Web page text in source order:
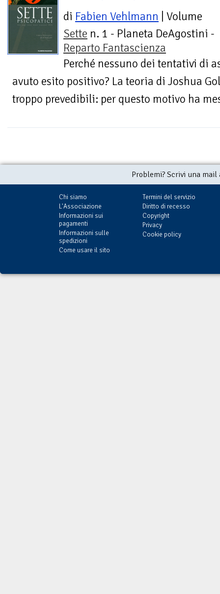
di Fabien Vehlmann | Volume
Sette n. 1 - Planeta DeAgostini -
Reparto Fantascienza
Perché nessuno dei tentativi di
avuto esito positivo? La teoria di Joshua
troppo prevedibili: per questo motivo ha
Problemi? Scrivi una
Chi siamo
L'Associazione
Informazioni sui
pagamenti
Informazioni sulle
spedizioni
Come usare il sito
Termini del servizio
Diritto di recesso
Copyright
Privacy
Cookie policy